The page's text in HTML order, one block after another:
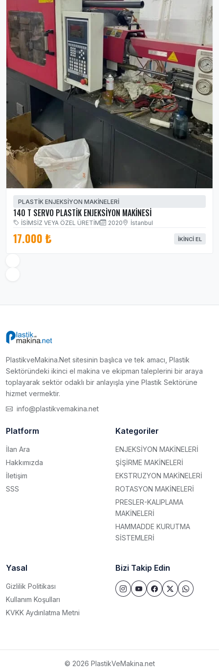
PLASTİK ENJEKSİYON MAKİNELERİ
140 T SERVO PLASTİK ENJEKSİYON MAKİNESİ
İSİMSİZ VEYA ÖZEL ÜRETİM 2020 İstanbul
17.000 ₺ İKINCI EL
PlastikveMakina.Net sitesinin başlıca ve tek amacı, Plastik
Sektöründeki ikinci el makina ve ekipman taleplerini bir araya
toplayarak sektör odaklı bir anlayışla yine Plastik Sektörüne
hizmet vermektir.
info@plastikvemakina.net
Platform
İlan Ara
Hakkımızda
İletişim
SSS
Kategoriler
ENJEKSİYON MAKİNELERİ
ŞİŞİRME MAKİNELERİ
EKSTRUZYON MAKİNELERİ
ROTASYON MAKİNELERİ
PRESLER-KALIPLAMA
MAKİNELERİ
HAMMADDE KURUTMA
SİSTEMLERİ
Yasal
Gizlilik Politikası
Kullanım Koşulları
KVKK Aydınlatma Metni
Bizi Takip Edin
© 2026 PlastikVeMakina.net